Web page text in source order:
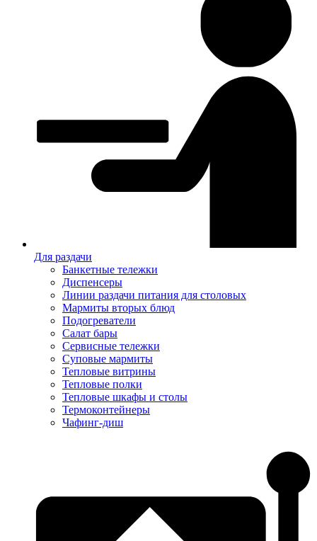
Для раздачи
Банкетные тележки
Диспенсеры
Линии раздачи питания для столовых
Мармиты вторых блюд
Подогреватели
Салат бары
Сервисные тележки
Суповые мармиты
Тепловые витрины
Тепловые полки
Тепловые шкафы и столы
Термоконтейнеры
Чафинг-диш